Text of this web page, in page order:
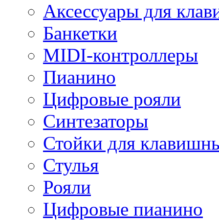
Аксессуары для
Банкетки
MIDI-контроллеры
Пианино
Цифровые рояли
Синтезаторы
Стойки для
Стулья
Рояли
Цифровые пианино